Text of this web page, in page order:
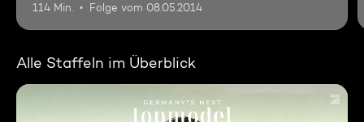
114 Min. Folge vom 08.05.2014
Alle Staffeln im Überblick